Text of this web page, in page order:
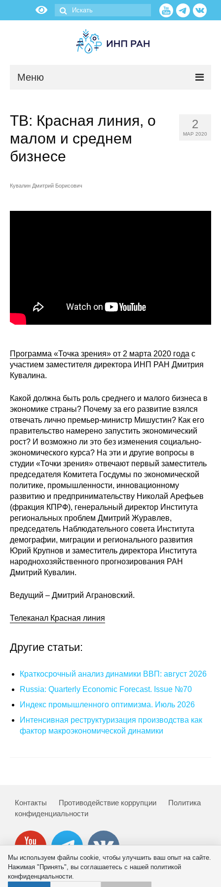
Меню
Об институте
Публикации
Издания
О журнале
Номера журналов
Редакционная этика
Информация для авторов
Общие требования
Стандарты оформления
Научные труды
О журнале
Выпуски
Редакционная этика
Информация для авторов
Стандарты оформления
Семинары
Энергетический семинар
Отрасли и регионы
Inforum
Ученый совет
Материалы
2
МАР 2020
ТВ: Красная линия, о
малом и среднем
бизнесе
Кувалин Дмитрий Борисович
Программа «Точка зрения» от 2 марта 2020 года с
участием заместителя директора ИНП РАН Дмитрия
Кувалина.
Какой должна быть роль среднего и малого бизнеса в
экономике страны? Почему за его развитие взялся
отвечать лично премьер-министр Мишустин? Как его
правительство намерено запустить экономический
рост? И возможно ли это без изменения социально-
экономического курса? На эти и другие вопросы в
студии «Точки зрения» отвечают первый заместитель
председателя Комитета Госдумы по экономической
политике, промышленности, инновационному
развитию и предпринимательству Николай Арефьев
(фракция КПРФ), генеральный директор Института
региональных проблем Дмитрий Журавлев,
председатель Наблюдательного совета Института
демографии, миграции и регионального развития
Юрий Крупнов и заместитель директора Института
народнохозяйственного прогнозирования РАН
Дмитрий Кувалин.
Ведущий – Дмитрий Аграновский.
Телеканал Красная линия
Другие статьи:
Краткосрочный анализ динамики ВВП: август 2026
Russia: Quarterly Economic Forecast. Issue №70
Индекс промышленного оптимизма. Июль 2026
Интенсивная реструктуризация производства как
фактор макроэкономической динамики
Контакты Противодействие коррупции
Политика
конфиденциальности
Мы используем файлы cookie, чтобы улучшить ваш опыт на сайте.
Нажимая "Принять", вы соглашаетесь с нашей политикой
конфиденциальности.